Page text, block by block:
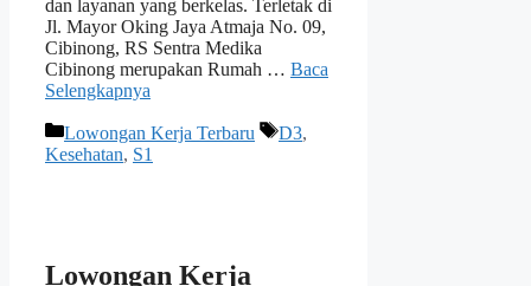
dan layanan yang berkelas. Terletak di
Jl. Mayor Oking Jaya Atmaja No. 09,
Cibinong, RS Sentra Medika
Cibinong merupakan Rumah … Baca
Selengkapnya
Kategori
Lowongan Kerja Terbaru Tag
D3,
Kesehatan, S1
Lowongan Kerja